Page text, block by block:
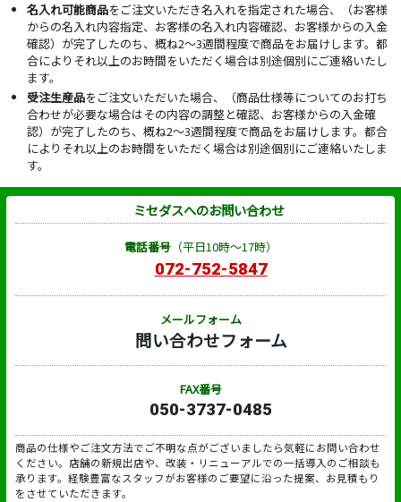
名入れ可能商品をご注文いただき名入れを指定された場合、（お客様
からの名入れ内容指定、お客様の名入れ内容確認、お客様からの入金
確認）が完了したのち、概ね2～3週間程度で商品をお届けします。都
合によりそれ以上のお時間をいただく場合は別途個別にご連絡いたし
ます。
受注生産品をご注文いただいた場合、（商品仕様等についてのお打ち
合わせが必要な場合はその内容の調整と確認、お客様からの入金確
認）が完了したのち、概ね2～3週間程度で商品をお届けします。都合
によりそれ以上のお時間をいただく場合は別途個別にご連絡いたしま
す。
ミセダスへのお問い合わせ
電話番号（平日10時～17時）
072-752-5847
メールフォーム
問い合わせフォーム
FAX番号
050-3737-0485
商品の仕様やご注文方法でご不明な点がございましたら気軽にお問い合わせ
ください。店舗の新規出店や、改装・リニューアルでの一括導入のご相談も
承ります。経験豊富なスタッフがお客様のご要望に沿った提案、お見積もり
をさせていただきます。